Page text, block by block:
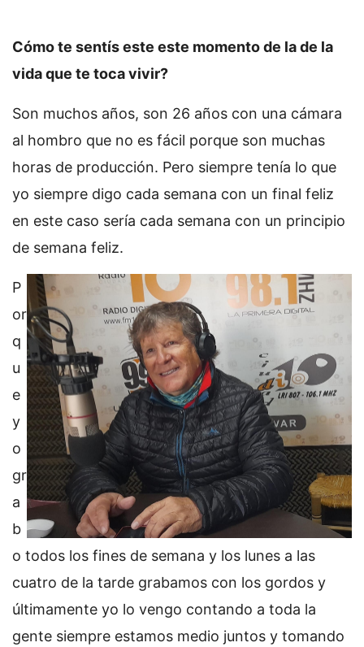
Cómo te sentís este este momento de la de la
vida que te toca vivir?
Son muchos años, son 26 años con una cámara
al hombro que no es fácil porque son muchas
horas de producción. Pero siempre tenía lo que
yo siempre digo cada semana con un final feliz
en este caso sería cada semana con un principio
de semana feliz.
P
or
q
u
e
y
o
gr
a
b
o todos los fines de semana y los lunes a las
cuatro de la tarde grabamos con los gordos y
últimamente yo lo vengo contando a toda la
gente siempre estamos medio juntos y tomando